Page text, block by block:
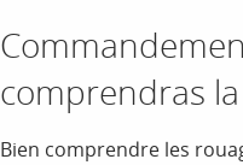
comprendras
Bien comprendre les